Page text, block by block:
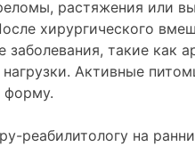
растяжения или
хирургического
заболевания, такие как
Активные
форму.
реабилитологу на